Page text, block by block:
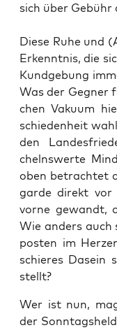
sich über Gebühr
Die­se Ruhe und
Erkennt­nis, die
Kund­ge­bung
Was der Geg­ner
chen Vaku­um
schie­den­heit
den
chelns­wer­te
oben betrach­tet
gar­de direkt vor
vor­ne gewandt,
Wie anders auch
pos­ten im
schie­res Dasein
stellt?
Wer ist nun,
der